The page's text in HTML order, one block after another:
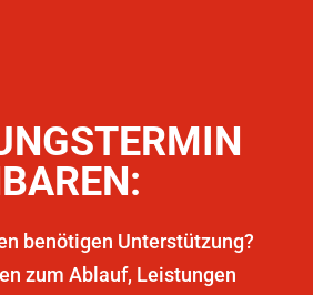
benötigen Unterstützung?
zum Ablauf, Leistungen